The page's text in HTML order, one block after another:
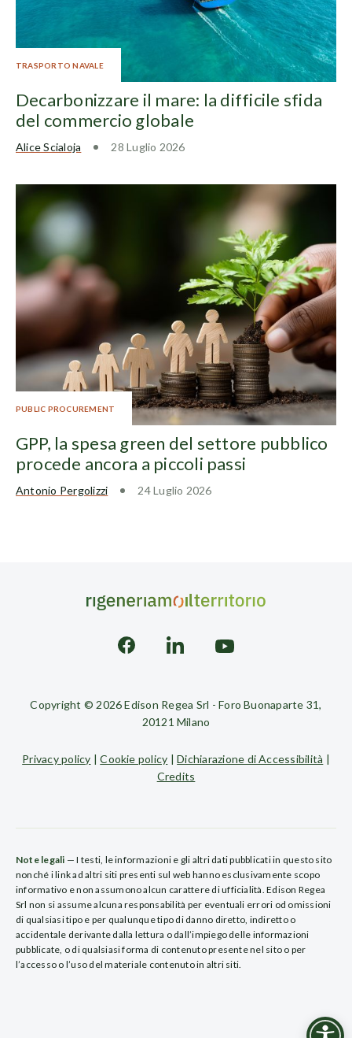
TRASPORTO NAVALE
Decarbonizzare il mare: la difficile sfida
del commercio globale
Alice Scialoja 28 Luglio 2026
PUBLIC PROCUREMENT
GPP, la spesa green del settore pubblico
procede ancora a piccoli passi
Antonio Pergolizzi 24 Luglio 2026
Copyright © 2026 Edison Regea Srl - Foro Buonaparte 31,
20121 Milano
Privacy policy |Cookie policy |Dichiarazione di Accessibilità
Credits
Note legali — I testi, le informazioni e gli altri dati pubblicati in questo sito
nonché i link ad altri siti presenti sul web hanno esclusivamente scopo
informativo e non assumono alcun carattere di ufficialità. Edison Regea
Srl non si assume alcuna responsabilità per eventuali errori od omissioni
di qualsiasi tipo e per qualunque tipo di danno diretto, indiretto o
accidentale derivante dalla lettura o dall’impiego delle informazioni
pubblicate, o di qualsiasi forma di contenuto presente nel sito o per
l’accesso o l’uso del materiale contenuto in altri siti.